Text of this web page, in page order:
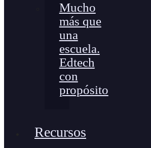
Mucho
más que
una
escuela.
Edtech
con
propósito
Recursos